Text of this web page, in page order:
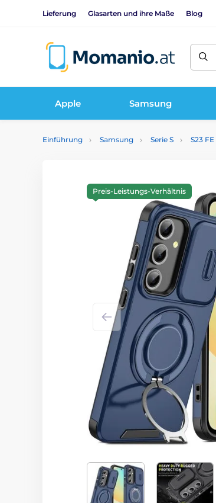
Lieferung Glasarten und ihre Maße Blog
Apple Samsung
Einführung Samsung Serie S S23 FE
Preis-Leistungs-Verhältnis